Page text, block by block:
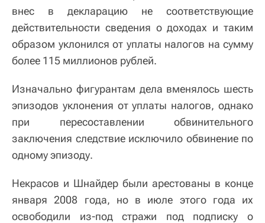
внес в декларацию не соответствующие
действительности сведения о доходах и таким
образом уклонился от уплаты налогов на сумму
более 115 миллионов рублей.
Изначально фигурантам дела вменялось шесть
эпизодов уклонения от уплаты налогов, однако
при пересоставлении обвинительного
заключения следствие исключило обвинение по
одному эпизоду.
Некрасов и Шнайдер были арестованы в конце
января 2008 года, но в июле этого года их
освободили из-под стражи под подписку о